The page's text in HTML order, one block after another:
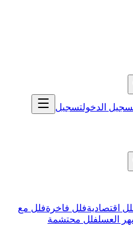
الدخولتسجيل
اقتصاديةفلل فاخرةفلل مع
العسلفلل محتشمة